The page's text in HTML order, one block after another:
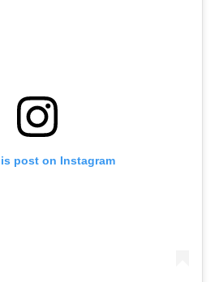
post on Instagram